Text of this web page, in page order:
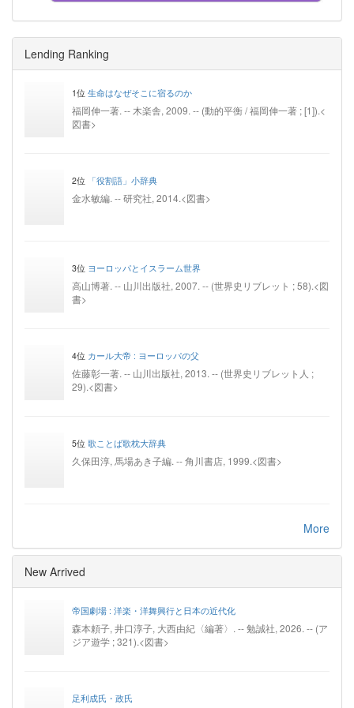
Lending Ranking
1位 生命はなぜそこに宿るのか
福岡伸一著. -- 木楽舎, 2009. -- (動的平衡 / 福岡伸一著 ; [1]).<
図書>
2位 「役割語」小辞典
金水敏編. -- 研究社, 2014.<図書>
3位 ヨーロッパとイスラーム世界
高山博著. -- 山川出版社, 2007. -- (世界史リブレット ; 58).<図
書>
4位 カール大帝 : ヨーロッパの父
佐藤彰一著. -- 山川出版社, 2013. -- (世界史リブレット人 ;
29).<図書>
5位 歌ことば歌枕大辞典
久保田淳, 馬場あき子編. -- 角川書店, 1999.<図書>
More
New Arrived
帝国劇場 : 洋楽・洋舞興行と日本の近代化
森本頼子, 井口淳子, 大西由紀〈編著〉. -- 勉誠社, 2026. -- (ア
ジア遊学 ; 321).<図書>
足利成氏・政氏